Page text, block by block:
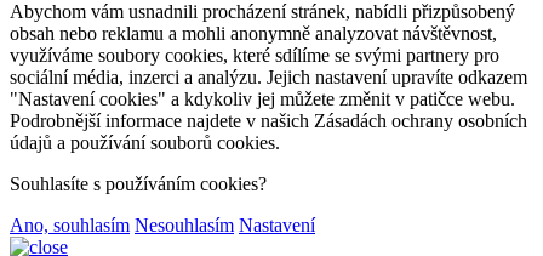
Abychom vám usnadnili procházení stránek, nabídli přizpůsobený
obsah nebo reklamu a mohli anonymně analyzovat návštěvnost,
využíváme soubory cookies, které sdílíme se svými partnery pro
sociální média, inzerci a analýzu. Jejich nastavení upravíte odkazem
"Nastavení cookies" a kdykoliv jej můžete změnit v patičce webu.
Podrobnější informace najdete v našich Zásadách ochrany osobních
údajů a používání souborů cookies.
Souhlasíte s používáním cookies?
Ano, souhlasím Nesouhlasím Nastavení